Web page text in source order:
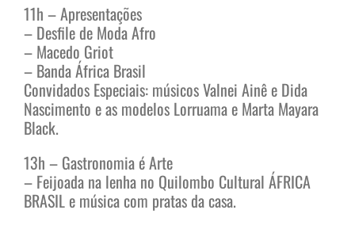
11h – Apresentações
– Desfile de Moda Afro
– Macedo Griot
– Banda África Brasil
Convidados Especiais: músicos Valnei Ainê e Dida
Nascimento e as modelos Lorruama e Marta Mayara
Black.
13h – Gastronomia é Arte
– Feijoada na lenha no Quilombo Cultural ÁFRICA
BRASIL e música com pratas da casa.